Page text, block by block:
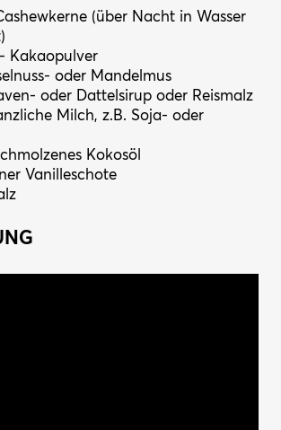
(über Nacht in Wasser
Kakaopulver
oder Mandelmus
oder Dattelsirup oder Reismalz
Milch, z.B. Soja- oder
Kokosöl
Vanilleschote